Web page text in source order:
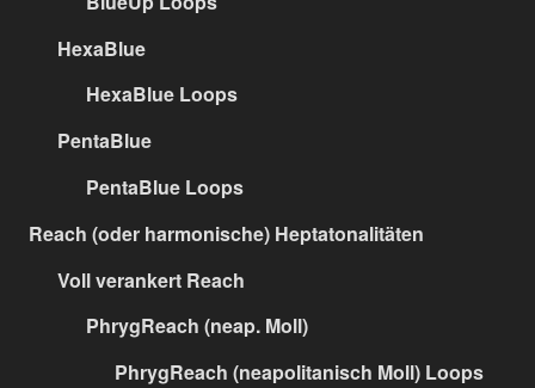
HexaBlue
HexaBlue Loops
PentaBlue
PentaBlue Loops
Reach (oder harmonische) Heptatonalitäten
Voll verankert Reach
PhrygReach (neap. Moll)
PhrygReach (neapolitanisch Moll) Loops